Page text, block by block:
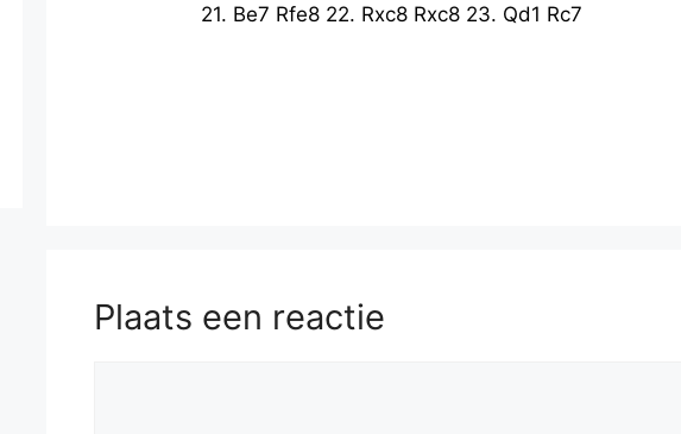
21. Be7 Rfe8 22. Rxc8 Rxc8 23. Qd1 Rc7
Plaats een reactie